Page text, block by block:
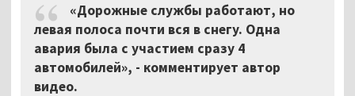
«Дорожные службы работают, но
левая полоса почти вся в снегу. Одна
авария была с участием сразу 4
автомобилей», - комментирует автор
видео.